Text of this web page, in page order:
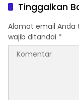
Tinggalkan
Alamat email Anda
wajib ditandai *